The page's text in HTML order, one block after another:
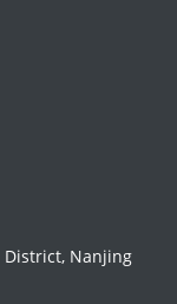
District, Nanjing